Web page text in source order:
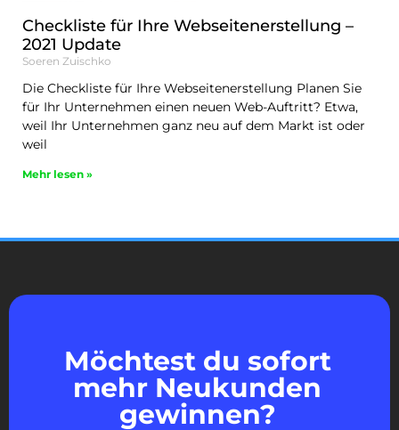
Checkliste für Ihre Webseitenerstellung –
2021 Update
Soeren Zuischko
Die Checkliste für Ihre Webseitenerstellung Planen Sie
für Ihr Unternehmen einen neuen Web-Auftritt? Etwa,
weil Ihr Unternehmen ganz neu auf dem Markt ist oder
weil
Mehr lesen »
Möchtest du sofort
mehr Neukunden
gewinnen?